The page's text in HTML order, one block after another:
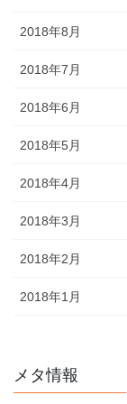
2018年8月
2018年7月
2018年6月
2018年5月
2018年4月
2018年3月
2018年2月
2018年1月
メタ情報